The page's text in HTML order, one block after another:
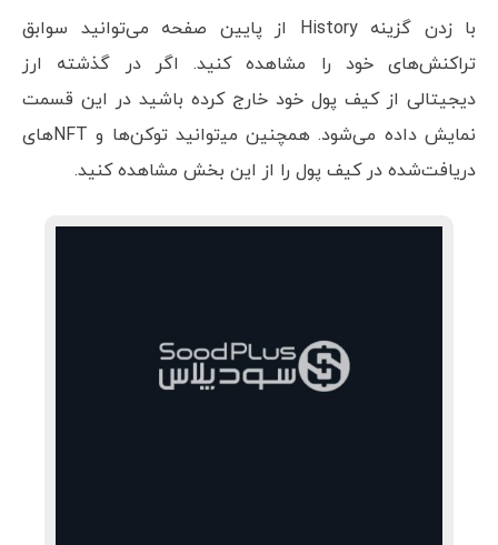
با زدن گزینه History از پایین صفحه می‌توانید سوابق
تراکنش‌های خود را مشاهده کنید. اگر در گذشته ارز
دیجیتالی از کیف پول خود خارج کرده باشید در این قسمت
نمایش داده می‌شود. همچنین می‍‌توانید توکن‌ها و NFTهای
دریافت‌شده در کیف پول را از این بخش مشاهده کنید.